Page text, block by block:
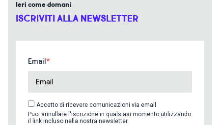
Ieri come domani
ISCRIVITI ALLA NEWSLETTER
Email
Accetto di ricevere comunicazioni via email
Puoi annullare l'iscrizione in qualsiasi momento utilizzando
il link incluso nella nostra newsletter.